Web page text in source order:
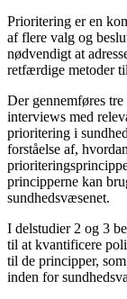
Prioritering er en
af flere valg og
nødvendigt at
retfærdige metoder
Der gennemføres
interviews med
prioritering i
forståelse af,
principperne kan
sundhedsvæsenet.
I delstudier 2 og 3
til at kvantificere
til de principper,
inden for